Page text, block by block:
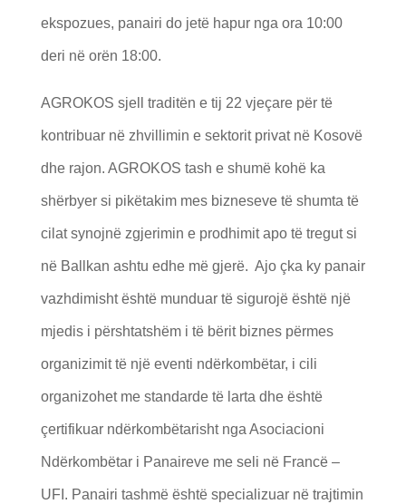
ekspozues, panairi do jetë hapur nga ora 10:00
deri në orën 18:00.
AGROKOS sjell traditën e tij 22 vjeçare për të
kontribuar në zhvillimin e sektorit privat në Kosovë
dhe rajon. AGROKOS tash e shumë kohë ka
shërbyer si pikëtakim mes bizneseve të shumta të
cilat synojnë zgjerimin e prodhimit apo të tregut si
në Ballkan ashtu edhe më gjerë. Ajo çka ky panair
vazhdimisht është munduar të sigurojë është një
mjedis i përshtatshëm i të bërit biznes përmes
organizimit të një eventi ndërkombëtar, i cili
organizohet me standarde të larta dhe është
çertifikuar ndërkombëtarisht nga Asociacioni
Ndërkombëtar i Panaireve me seli në Francë –
UFI. Panairi tashmë është specializuar në trajtimin